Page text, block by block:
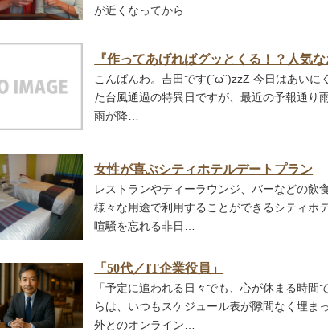
が近くなってから…
『作ってあげればグッとくる！？人気な
こんばんわ。吉田です(˘ω˘)zzZ 今日はあいに
た台風通過の特異日ですが、最近の予報通り
雨が降…
女性が喜ぶシティホテルデートプラン
レストランやティーラウンジ、バーなどの飲
様々な用途で利用することができるシティホ
喧騒を忘れる非日…
「50代／IT企業役員」
「予定に追われる日々でも、心が休まる時間
らは、いつもスケジュール表が隙間なく埋ま
外とのオンライン…